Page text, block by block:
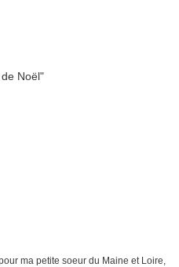
ma petite soeur du Maine et Loire,